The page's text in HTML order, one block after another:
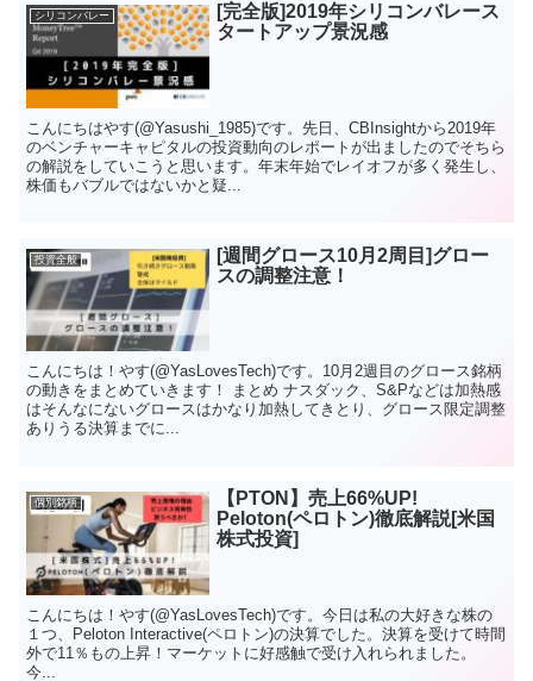
シリコンバレー
[完全版]2019年シリコンバレース
タートアップ景況感
こんにちはやす(@Yasushi_1985)です。先日、CBInsightから2019年
のベンチャーキャピタルの投資動向のレポートが出ましたのでそちら
の解説をしていこうと思います。年末年始でレイオフが多く発生し、
株価もバブルではないかと疑...
投資全般
[週間グロース10月2周目]グロー
スの調整注意！
こんにちは！やす(@YasLovesTech)です。10月2週目のグロース銘柄
の動きをまとめていきます！ まとめ ナスダック、S&Pなどは加熱感
はそんなにないグロースはかなり加熱してきとり、グロース限定調整
ありうる決算までに...
個別銘柄
【PTON】売上66%UP!
Peloton(ペロトン)徹底解説[米国
株式投資]
こんにちは！やす(@YasLovesTech)です。今日は私の大好きな株の
１つ、Peloton Interactive(ペロトン)の決算でした。決算を受けて時間
外で11％もの上昇！マーケットに好感触で受け入れられました。
今...